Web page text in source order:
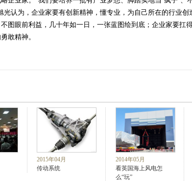
光认为，企业家要有创新精神，懂专业，为自己所在的行业创
图眼前利益，几十年如一日，一张蓝图绘到底；企业家要扛
敢精神。
2015年04月
传动系统
2014年05月
看英国海上风电怎
么“玩”